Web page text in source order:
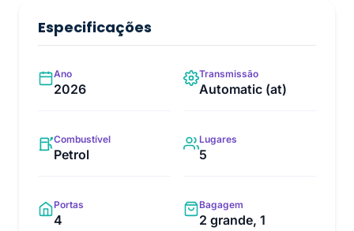
Especificações
Ano
2026
Transmissão
Automatic (at)
Combustível
Petrol
Lugares
5
Portas
4
Bagagem
2 grande, 1